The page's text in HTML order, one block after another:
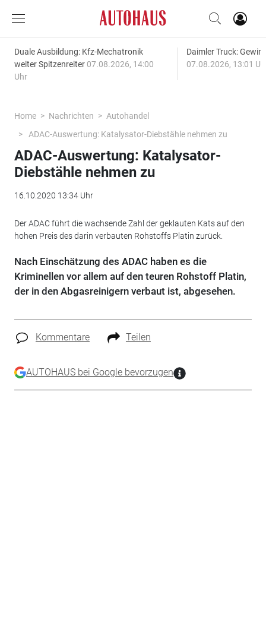
Duale Ausbildung: Kfz-Mechatronik
weiter Spitzenreiter 07.08.2026, 14:00
Uhr
Daimler Truck:
07.08.2026, 13:01
Home Nachrichten
Autohandel
ADAC-Auswertung: Katalysator-Diebstähle nehmen zu
ADAC-Auswertung: Katalysator-
Diebstähle nehmen zu
16.10.2020 13:34 Uhr
Der ADAC führt die wachsende Zahl der geklauten Kats auf den
hohen Preis des darin verbauten Rohstoffs Platin zurück.
Nach Einschätzung des ADAC haben es die
Kriminellen vor allem auf den teuren Rohstoff Platin,
der in den Abgasreinigern verbaut ist, abgesehen.
Kommentare Teilen
AUTOHAUS bei Google bevorzugen